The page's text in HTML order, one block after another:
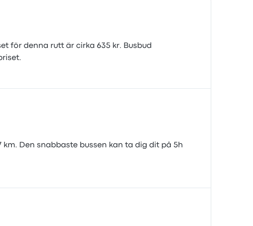
för denna rutt är cirka 635 kr. Busbud
Den snabbaste bussen kan ta dig dit på 5h